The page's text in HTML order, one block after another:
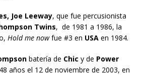
Joe Leeway, que fue percusionista
Twins, de 1981 a 1986, la
Hold me nowfue #3 en USA en 1984.
batería de Chic y de Power
años el 12 de noviembre de 2003, en